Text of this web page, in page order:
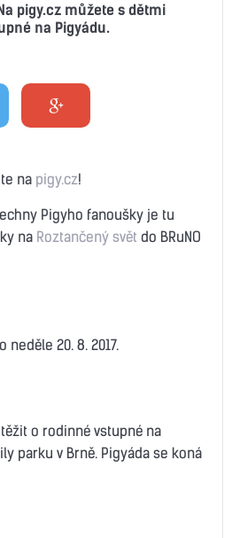
pigy.cz můžete s dětmi
na Pigyádu.
na pigy.cz!
Pigyho fanoušky je tu
na Roztančený svět do BRuNO
neděle 20. 8. 2017.
o rodinné vstupné na
parku v Brně. Pigyáda se koná